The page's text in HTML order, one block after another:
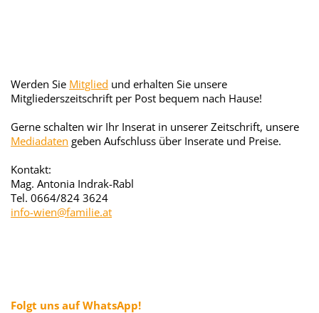
Werden Sie Mitglied und erhalten Sie unsere
Mitgliederszeitschrift per Post bequem nach Hause!
Gerne schalten wir Ihr Inserat in unserer Zeitschrift, unsere
Mediadaten geben Aufschluss über Inserate und Preise.
Kontakt:
Mag. Antonia Indrak-Rabl
Tel. 0664/824 3624
info-wien@familie.at
Folgt uns auf WhatsApp!